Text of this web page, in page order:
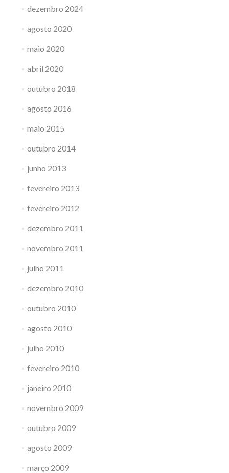
dezembro 2024
agosto 2020
maio 2020
abril 2020
outubro 2018
agosto 2016
maio 2015
outubro 2014
junho 2013
fevereiro 2013
fevereiro 2012
dezembro 2011
novembro 2011
julho 2011
dezembro 2010
outubro 2010
agosto 2010
julho 2010
fevereiro 2010
janeiro 2010
novembro 2009
outubro 2009
agosto 2009
março 2009